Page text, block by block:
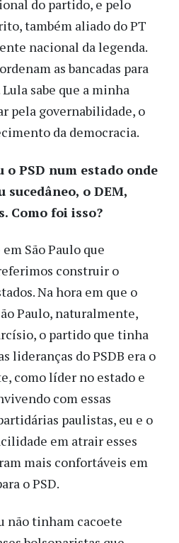
do partido, e pelo
também aliado do PT
nacional da legenda.
as bancadas para
sabe que a minha
pela governabilidade, o
da democracia.
o PSD num estado onde
sucedâneo, o DEM,
Como foi isso?
São Paulo que
construir o
Na hora em que o
Paulo, naturalmente,
o partido que tinha
lideranças do PSDB era o
como líder no estado e
com essas
paulistas, eu e o
em atrair esses
mais confortáveis em
o PSD.
não tinham cacoete